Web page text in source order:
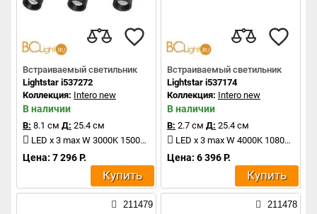
Встраиваемый светильник
Lightstar i537272
Коллекция: Intero new
В наличии
В: 8.1 см Д: 25.4 см
LED x 3 max W 3000K 1500Lm
Цена: 7 296 Р.
Купить
Встраиваемый светильник
Lightstar i537174
Коллекция: Intero new
В наличии
В: 2.7 см Д: 25.4 см
LED x 3 max W 4000K 1080Lm
Цена: 6 396 Р.
Купить
211479 211478